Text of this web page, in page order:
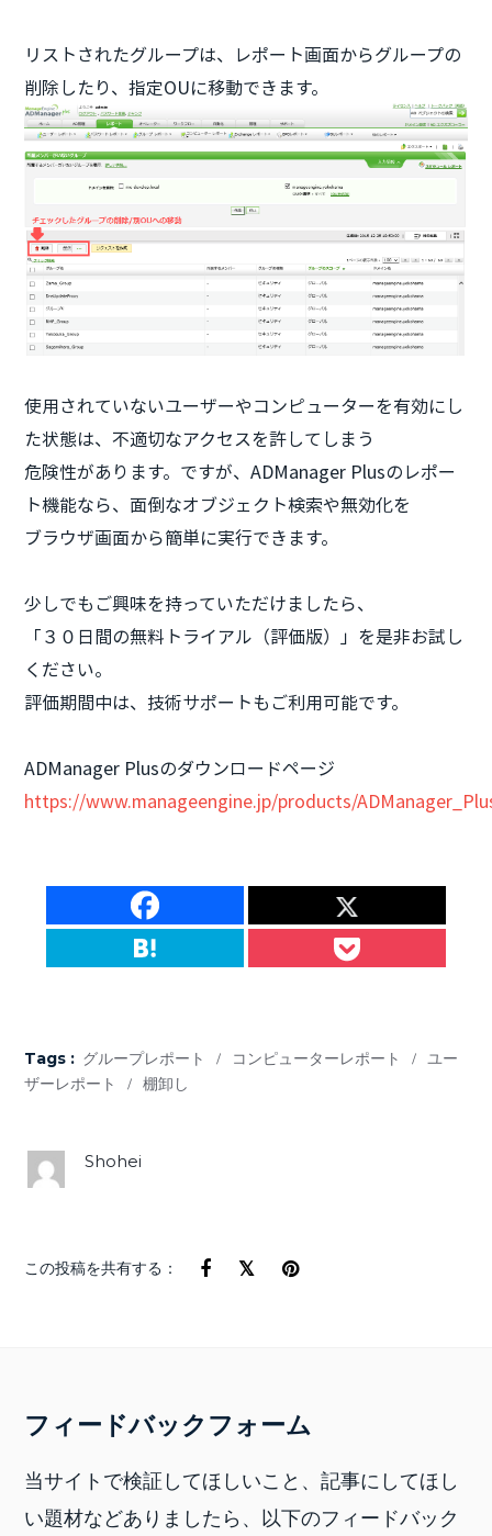
リストされたグループは、レポート画面からグループの
削除したり、指定OUに移動できます。
使用されていないユーザーやコンピューターを有効にし
た状態は、不適切なアクセスを許してしまう
危険性があります。ですが、ADManager Plusのレポー
ト機能なら、面倒なオブジェクト検索や無効化を
ブラウザ画面から簡単に実行できます。
少しでもご興味を持っていただけましたら、
「３０日間の無料トライアル（評価版）」を是非お試し
ください。
評価期間中は、技術サポートもご利用可能です。
ADManager Plusのダウンロードページ
https://www.manageengine.jp/products/
Tags : グループレポート / コンピューターレポート /
ユー
ザーレポート
/ 棚卸し
Shohei
この投稿を共有する：
フィードバックフォーム
当サイトで検証してほしいこと、記事にしてほし
い題材などありましたら、以下のフィードバック